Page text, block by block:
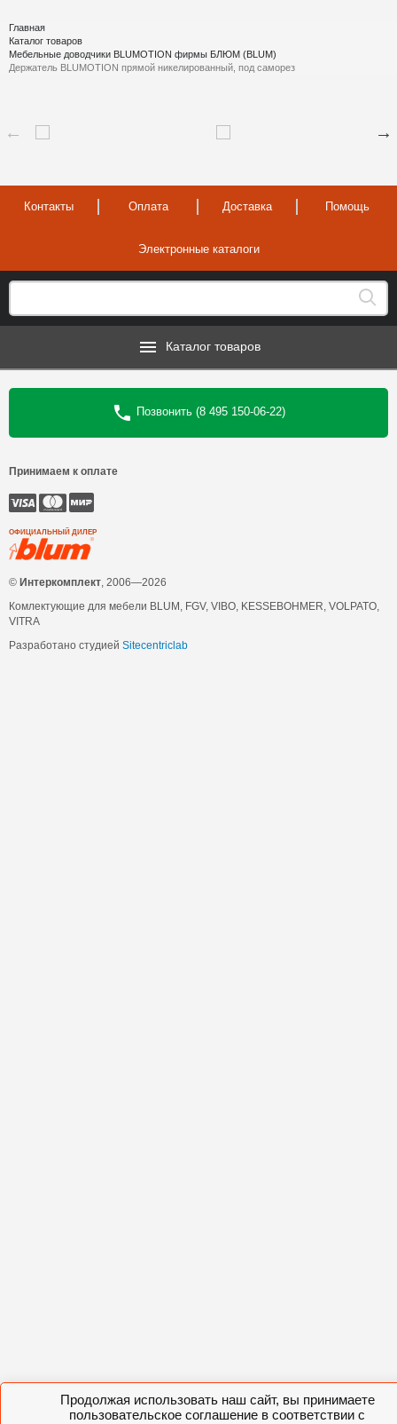
Продолжая использовать наш сайт, вы принимаете
пользовательское соглашение в соответствии с
Главная
Каталог товаров
Мебельные доводчики BLUMOTION фирмы БЛЮМ (BLUM)
Держатель BLUMOTION прямой никелированный, под саморез
Контакты Оплата Доставка Помощь
Электронные каталоги
Каталог товаров
Позвонить (8 495 150-06-22)
Принимаем к оплате
ОФИЦИАЛЬНЫЙ ДИЛЕР
© Интеркомплект , 2006—2026
Комлектующие для мебели BLUM, FGV, VIBO, KESSEBOHMER, VOLPATO,
VITRA
Разработано студией Sitecentriclab